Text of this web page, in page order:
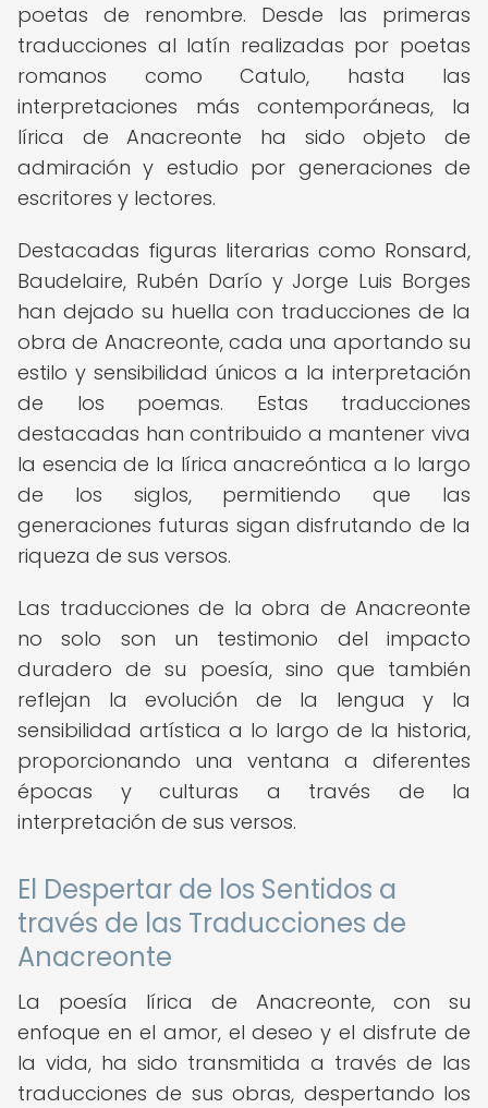
poetas de renombre. Desde las primeras
traducciones al latín realizadas por poetas
romanos como Catulo, hasta las
interpretaciones más contemporáneas, la
lírica de Anacreonte ha sido objeto de
admiración y estudio por generaciones de
escritores y lectores.
Destacadas figuras literarias como Ronsard,
Baudelaire, Rubén Darío y Jorge Luis Borges
han dejado su huella con traducciones de la
obra de Anacreonte, cada una aportando su
estilo y sensibilidad únicos a la interpretación
de los poemas. Estas traducciones
destacadas han contribuido a mantener viva
la esencia de la lírica anacreóntica a lo largo
de los siglos, permitiendo que las
generaciones futuras sigan disfrutando de la
riqueza de sus versos.
Las traducciones de la obra de Anacreonte
no solo son un testimonio del impacto
duradero de su poesía, sino que también
reflejan la evolución de la lengua y la
sensibilidad artística a lo largo de la historia,
proporcionando una ventana a diferentes
épocas y culturas a través de la
interpretación de sus versos.
El Despertar de los Sentidos a
través de las Traducciones de
Anacreonte
La poesía lírica de Anacreonte, con su
enfoque en el amor, el deseo y el disfrute de
la vida, ha sido transmitida a través de las
traducciones de sus obras, despertando los